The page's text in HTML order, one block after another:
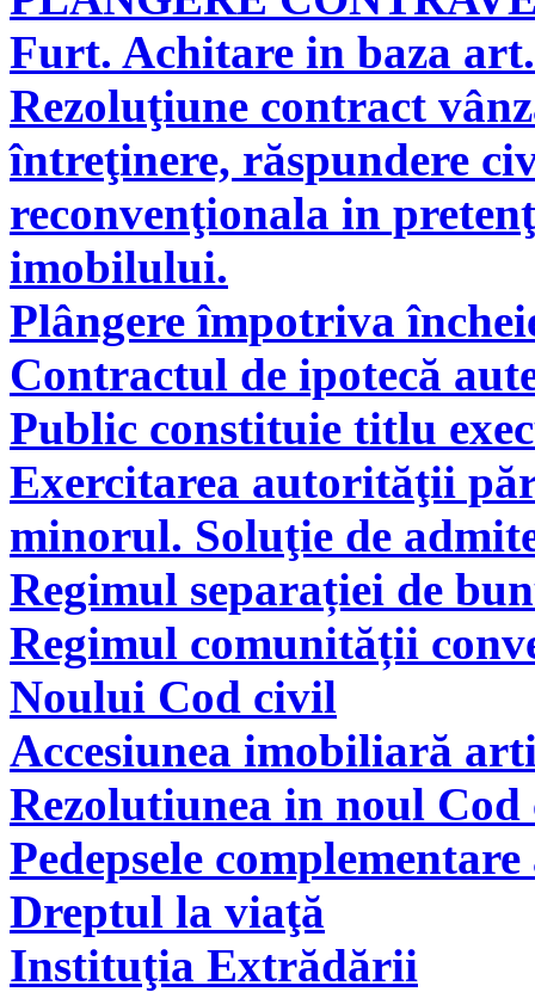
Furt. Achitare in baza
Rezoluţiune contract
întreţinere, răspundere
reconvenţionala in
imobilului.
Plângere împotriva
Contractul de ipotecă
Public constituie titlu
Exercitarea autorităţii
minorul. Soluţie de
Regimul separației de
Regimul comunității
Noului Cod civil
Accesiunea imobiliară
Rezolutiunea in noul
Pedepsele
Dreptul la viaţă
Instituţia Extrădării